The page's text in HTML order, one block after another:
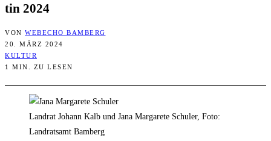
tin 2024
VON WEBECHO BAMBERG
20. MÄRZ 2024
KULTUR
1 MIN. ZU LESEN
Landrat Johann Kalb und Jana Margarete Schuler, Foto:
Landratsamt Bamberg